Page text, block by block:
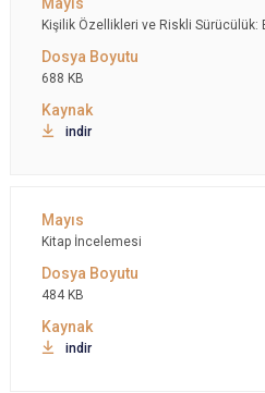
Kişilik Özellikleri ve Riskli Sürücülük:
688 KB
indir
Kitap İncelemesi
484 KB
indir